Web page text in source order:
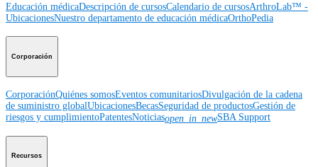
Educación médicaDescripción de cursosCalendario de cursosArthroLab™ -
UbicacionesNuestro departamento de educación médicaOrthoPedia
Corporación
CorporaciónQuiénes somosEventos comunitariosDivulgación de la cadena
de suministro globalUbicacionesBecasSeguridad de productosGestión de
riesgos y cumplimientoPatentesNoticiasopen_in_newSBA Support
Recursos